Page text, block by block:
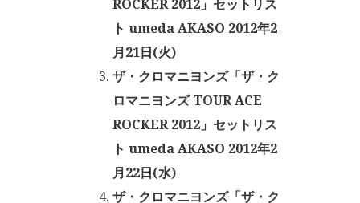
ROCKER 2012」セットリス
ト umeda AKASO 2012年2
月21日(火)
ザ・クロマニヨンズ「ザ・ク
ロマニヨンズ TOUR ACE
ROCKER 2012」セットリス
ト umeda AKASO 2012年2
月22日(水)
ザ・クロマニヨンズ「ザ・ク